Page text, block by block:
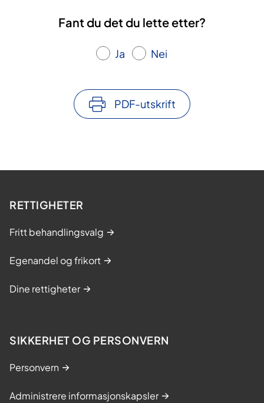
r
n
s
o
m
t
n
Fant du det du lette etter?
Ja Nei
PDF-utskrift
RETTIGHETER
Fritt behandlingsvalg
Egenandel og frikort
Dine rettigheter
SIKKERHET OG PERSONVERN
Personvern
Administrere informasjonskapsler